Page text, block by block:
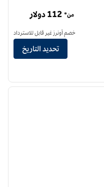
واشنطن العاصمة محطة نوما يونيون
من* 112 دولار
خصم أونرز غير قابل للاسترداد
تحديد التاريخ
الصورة